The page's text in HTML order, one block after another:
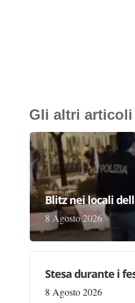
Gli altri articoli
Blitz nei locali
8 Agosto 2026
Stesa durante i
8 Agosto 2026